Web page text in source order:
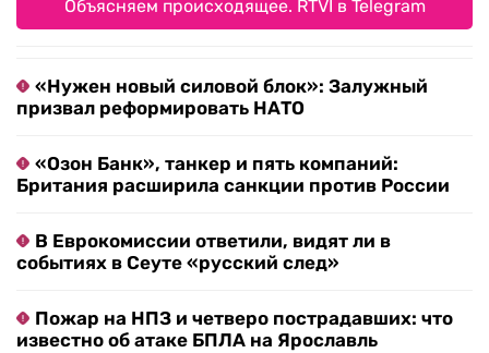
Объясняем происходящее. RTVI в Telegram
«Нужен новый силовой блок»: Залужный
призвал реформировать НАТО
«Озон Банк», танкер и пять компаний:
Британия расширила санкции против России
В Еврокомиссии ответили, видят ли в
событиях в Сеуте «русский след»
Пожар на НПЗ и четверо пострадавших: что
известно об атаке БПЛА на Ярославль